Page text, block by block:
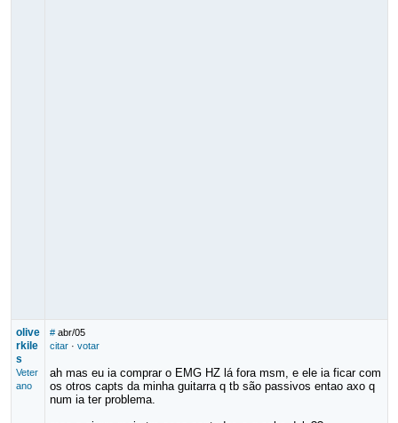
olive
rkile
s
Veter
ano
# abr/05
citar· votar
ah mas eu ia comprar o EMG HZ lá fora msm, e ele ia ficar com
os otros capts da minha guitarra q tb são passivos entao axo q
num ia ter problema.